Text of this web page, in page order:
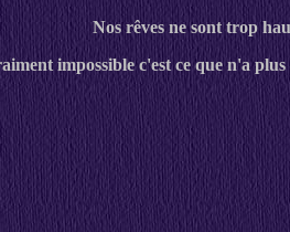
Nos rêves ne sont trop
impossible c'est ce que n'a